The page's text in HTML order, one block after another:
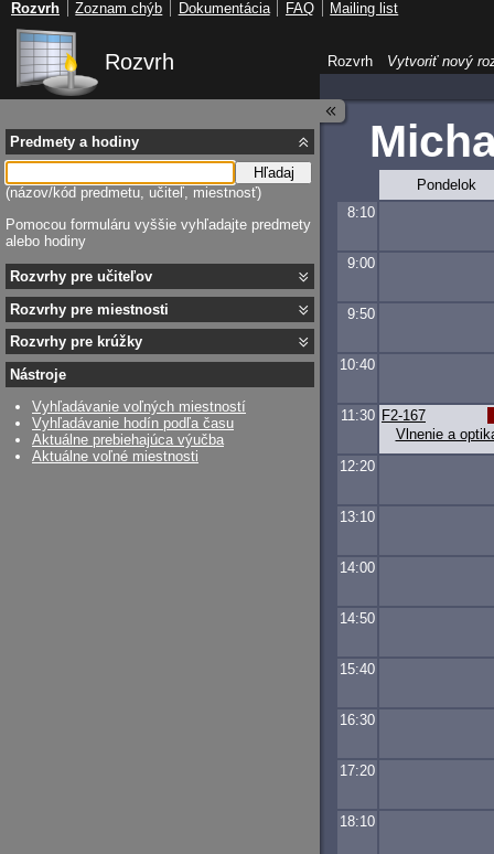
Rozvrh
Pondelok
8:10
9:00
9:50
10:40
11:30
Vlnenie a
F2-167
12:20
13:10
14:00
14:50
15:40
16:30
17:20
18:10
Predmety a hodiny
Hľadaj
(názov/kód predmetu, učiteľ, miestnosť)
Pomocou formuláru vyššie vyhľadajte predmety
alebo hodiny
Rozvrhy pre učiteľov
Rozvrhy pre miestnosti
Rozvrhy pre krúžky
Nástroje
Vyhľadávanie voľných miestností
Vyhľadávanie hodín podľa času
Aktuálne prebiehajúca výučba
Aktuálne voľné miestnosti
Rozvrh Vytvoriť nový
Rozvrh Zoznam chýb Dokumentácia FAQ Mailing list